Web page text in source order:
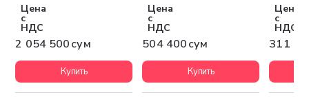
Цена
с
НДС
2 054 500 сум
Купить
Цена
с
НДС
504 400 сум
Купить
Цена
с
НДС
311